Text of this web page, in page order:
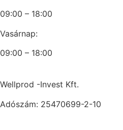
09:00 – 18:00
Vasárnap:
09:00 – 18:00
Wellprod -Invest Kft.
Adószám: 25470699-2-10